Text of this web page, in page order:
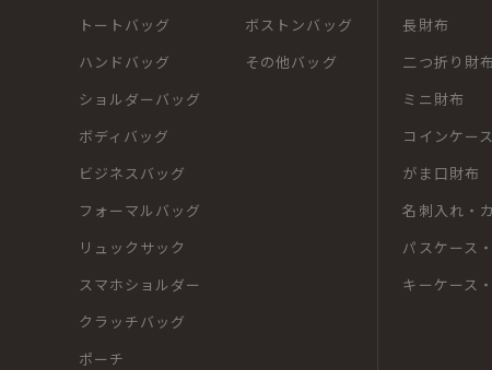
トートバッグ
ハンドバッグ
ショルダーバッグ
ボディバッグ
ビジネスバッグ
フォーマルバッグ
リュックサック
スマホショルダー
クラッチバッグ
ポーチ
ボストンバッグ
その他バッグ
長財布
二つ折り財布
ミニ財布
コインケース
がま口財布
名刺入れ・
パスケース
キーケース